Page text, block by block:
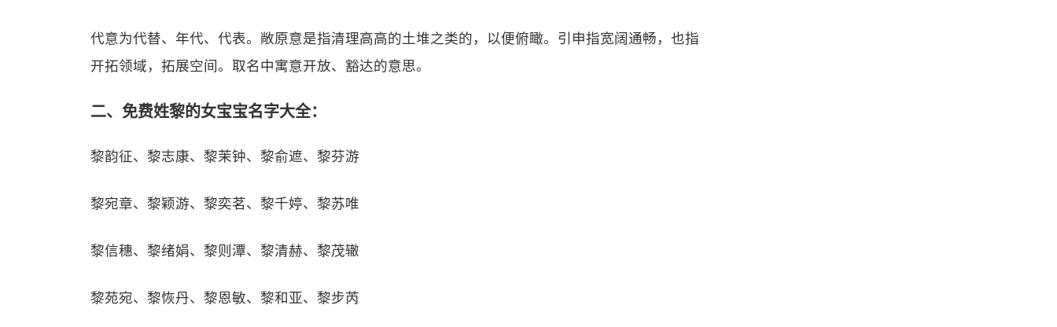
代意为代替、年代、代表。敞原意是指清理高高的土堆之类的，以便俯瞰。引申指宽阔通畅，也指
开拓领域，拓展空间。取名中寓意开放、豁达的意思。
二、免费姓黎的女宝宝名字大全：
黎韵征、黎志康、黎茉钟、黎俞遮、黎芬游
黎宛章、黎颖游、黎奕茗、黎千婷、黎苏唯
黎信穗、黎绪娟、黎则潭、黎清赫、黎茂辙
黎苑宛、黎恢丹、黎恩敏、黎和亚、黎步芮